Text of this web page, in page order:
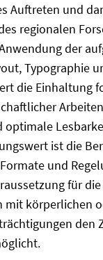
Auftreten und
regionalen
der
Typographie
die Einhaltung
ist die
und
für
mit körperlichen
den